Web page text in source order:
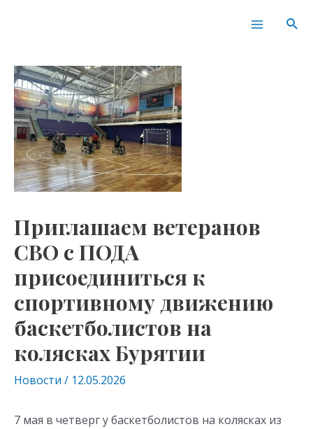
Main
Приглашаем ветеранов
СВО с ПОДА
присоединиться к
спортивному движению
баскетболистов на
колясках Бурятии
Новости / 12.05.2026
7 мая в четверг у баскетболистов на колясках из